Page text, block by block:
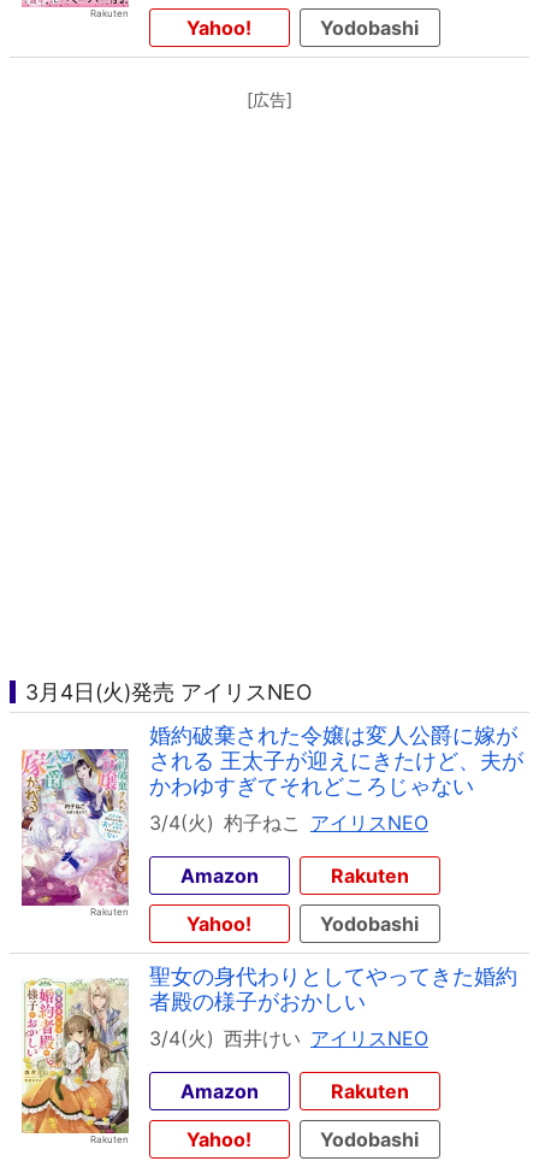
Yahoo!
Yodobashi
[広告]
3月4日(火)発売 アイリスNEO
婚約破棄された令嬢は変人公爵に嫁が
される 王太子が迎えにきたけど、夫が
かわゆすぎてそれどころじゃない
3/4(火) 杓子ねこ アイリスNEO
Amazon
Rakuten
Yahoo!
Yodobashi
聖女の身代わりとしてやってきた婚約
者殿の様子がおかしい
3/4(火) 西井けい アイリスNEO
Amazon
Rakuten
Yahoo!
Yodobashi